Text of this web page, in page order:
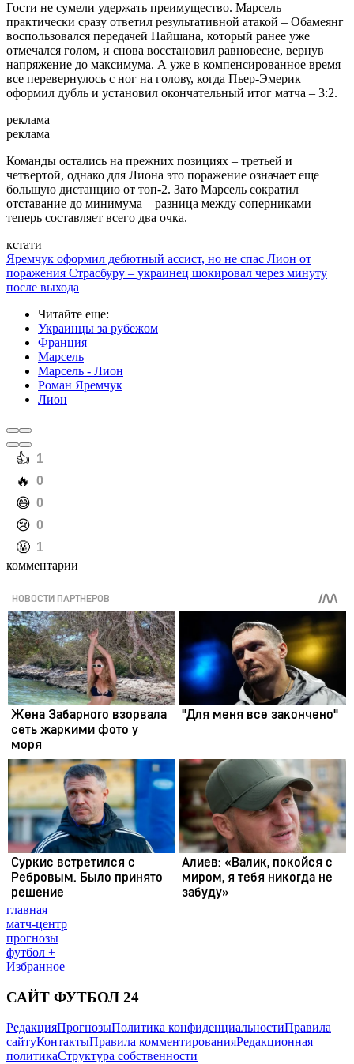
Гости не сумели удержать преимущество. Марсель
практически сразу ответил результативной атакой – Обамеянг
воспользовался передачей Пайшана, который ранее уже
отмечался голом, и снова восстановил равновесие, вернув
напряжение до максимума. А уже в компенсированное время
все перевернулось с ног на голову, когда Пьер-Эмерик
оформил дубль и установил окончательный итог матча – 3:2.
реклама
реклама
Команды остались на прежних позициях – третьей и
четвертой, однако для Лиона это поражение означает еще
большую дистанцию от топ-2. Зато Марсель сократил
отставание до минимума – разница между соперниками
теперь составляет всего два очка.
кстати
Яремчук оформил дебютный ассист, но не спас Лион от
поражения Страсбуру – украинец шокировал через минуту
после выхода
Читайте еще:
Украинцы за рубежом
Франция
Марсель
Марсель - Лион
Роман Яремчук
Лион
️👍 1
️🔥 0
️😄 0
️😢 0
️🤬 1
комментарии
главная
матч-центр
прогнозы
футбол +
Избранное
САЙТ ФУТБОЛ 24
РедакцияПрогнозыПолитика конфиденциальностиПравила
сайтуКонтактыПравила комментированияРедакционная
политикаСтруктура собственности